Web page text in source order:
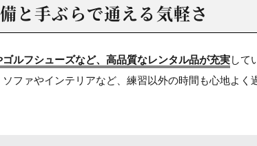
と手ぶらで通える気軽さ
ゴルフシューズなど、高品質なレンタル品が充実して
ソファやインテリアなど、練習以外の時間も心地よ